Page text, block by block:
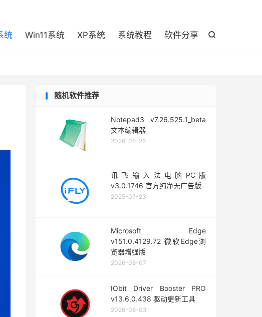

统 Win11系统 XP系统 系统教程 软件分享
随机软件推荐
Notepad3 v7.26.525.1_beta
文本编辑器
2026-05-26
讯飞输入法电脑PC版
v3.0.1746 官方纯净无广告版
2025-07-23
Microsoft Edge
v151.0.4129.72 微软Edge浏
览器增强版
2026-08-07
IObit Driver Booster PRO
v13.6.0.438 驱动更新工具
2026-08-03